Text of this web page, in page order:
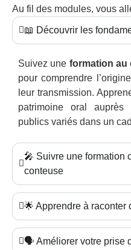
Au fil des modules, vous
📖 Découvrir les
Suivez une formation au
pour comprendre
leur transmission.
patrimoine oral auprès
publics variés dans un
🎤 Suivre une formation
conteuse
🌟 Apprendre à raconter
🗣️ Améliorer votre prise